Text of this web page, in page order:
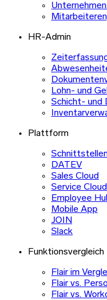
HR-Admin
Lohn- und
Schicht- und
Plattform
DATEV
Sales Cloud
Service Cloud
Employee
Mobile App
JOIN
Slack
Funktionsvergleich
Flair im
Flair vs.
Flair vs.